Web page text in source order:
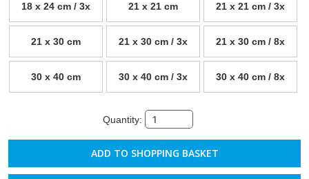
18 x 24 cm / 3x 21 x 21 cm 21 x 21 cm / 3x
21 x 30 cm 21 x 30 cm / 3x 21 x 30 cm / 8x
30 x 40 cm 30 x 40 cm / 3x 30 x 40 cm / 8x
Quantity: